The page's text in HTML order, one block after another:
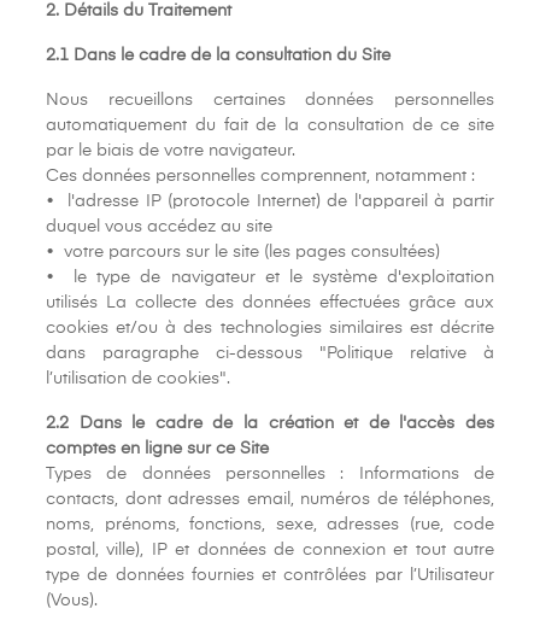
2. Détails du Traitement
2.1 Dans le cadre de la consultation du Site
Nous recueillons certaines données personnelles
automatiquement du fait de la consultation de ce site
par le biais de votre navigateur.
Ces données personnelles comprennent, notamment :
• l'adresse IP (protocole Internet) de l'appareil à partir
duquel vous accédez au site
• votre parcours sur le site (les pages consultées)
• le type de navigateur et le système d'exploitation
utilisés La collecte des données effectuées grâce aux
cookies et/ou à des technologies similaires est décrite
dans paragraphe ci-dessous "Politique relative à
l’utilisation de cookies".
2.2 Dans le cadre de la création et de l'accès des
comptes en ligne sur ce Site
Types de données personnelles : Informations de
contacts, dont adresses email, numéros de téléphones,
noms, prénoms, fonctions, sexe, adresses (rue, code
postal, ville), IP et données de connexion et tout autre
type de données fournies et contrôlées par l’Utilisateur
(Vous).